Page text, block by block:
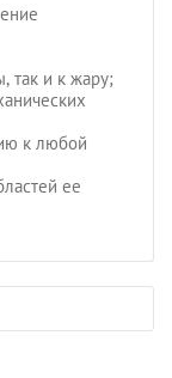
так и к жару;
к любой
ее